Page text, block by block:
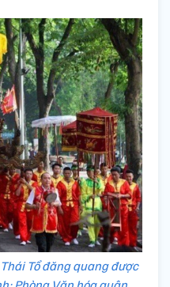
Tổ đăng quang được